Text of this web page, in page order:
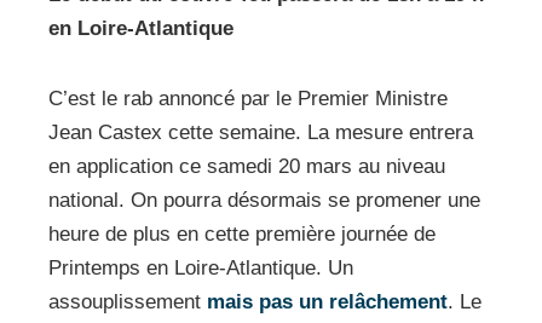
en Loire-Atlantique
C’est le rab annoncé par le Premier Ministre
Jean Castex cette semaine. La mesure entrera
en application ce samedi 20 mars au niveau
national. On pourra désormais se promener une
heure de plus en cette première journée de
Printemps en Loire-Atlantique. Un
assouplissement mais pas un relâchement. Le